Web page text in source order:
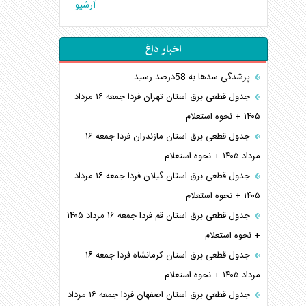
آرشیو...
اخبار داغ
پرشدگی سدها به 58درصد رسید
جدول قطعی برق استان تهران فردا جمعه ۱۶ مرداد
۱۴۰۵ + نحوه استعلام
جدول قطعی برق استان مازندران فردا جمعه ۱۶
مرداد ۱۴۰۵ + نحوه استعلام
جدول قطعی برق استان گیلان فردا جمعه ۱۶ مرداد
۱۴۰۵ + نحوه استعلام
جدول قطعی برق استان قم فردا جمعه ۱۶ مرداد ۱۴۰۵
+ نحوه استعلام
جدول قطعی برق استان کرمانشاه فردا جمعه ۱۶
مرداد ۱۴۰۵ + نحوه استعلام
جدول قطعی برق استان اصفهان فردا جمعه ۱۶ مرداد